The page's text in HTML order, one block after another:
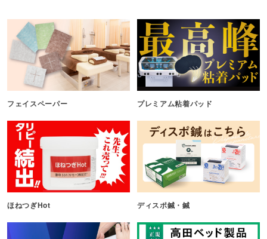
フェイスペーパー プレミアム粘着パッド
ほねつぎHot ディスポ鍼・鍼